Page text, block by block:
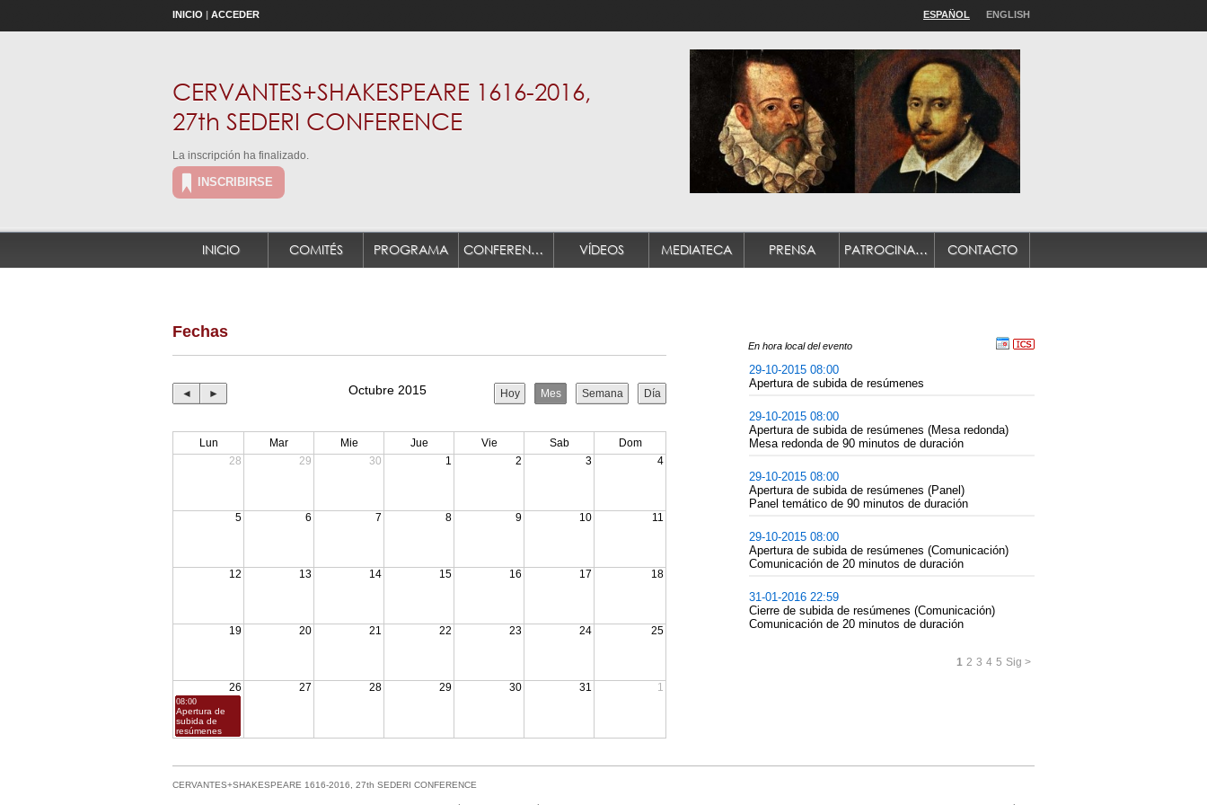
INICIO | ACCEDER ESPAÑOL ENGLISH
CERVANTES+SHAKESPEARE 1616-2016,
27th SEDERI CONFERENCE
La inscripción ha finalizado.
INSCRIBIRSE
INICIO COMITÉS PROGRAMA CONFERENCIANTES PLENARIOS VÍDEOS MEDIATECA PRENSA PATROCINADORES CONTACTO
Fechas
◄ ► Octubre 2015 Hoy Mes Semana Día
Lun Mar Mie Jue Vie Sab
Dom
28
29 30 1 2 3 4
5 6 7 8 9 10 11
12 13 14 15 16 17 18
19 20 21 22 23 24 25
26 27 28 29 30 31 1
08:00
Apertura de
subida de
resúmenes
En hora local del evento
29-10-2015 08:00
Apertura de subida de resúmenes
29-10-2015 08:00
Apertura de subida de resúmenes (Mesa redonda)
Mesa redonda de 90 minutos de duración
29-10-2015 08:00
Apertura de subida de resúmenes (Panel)
Panel temático de 90 minutos de duración
29-10-2015 08:00
Apertura de subida de resúmenes (Comunicación)
Comunicación de 20 minutos de duración
31-01-2016 22:59
Cierre de subida de resúmenes (Comunicación)
Comunicación de 20 minutos de duración
1 2 3 4 5 Sig >
CERVANTES+SHAKESPEARE 1616-2016, 27th SEDERI CONFERENCE